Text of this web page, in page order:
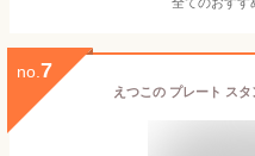
no. 7
えつこの プレート ス